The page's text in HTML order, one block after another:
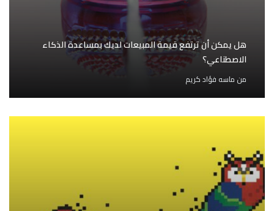
هل يمكن أن ترتفع قيمة المبيعات لديك بمساعدة الذكاء
الاصطناعي؟
من ماسه فؤاد كريم